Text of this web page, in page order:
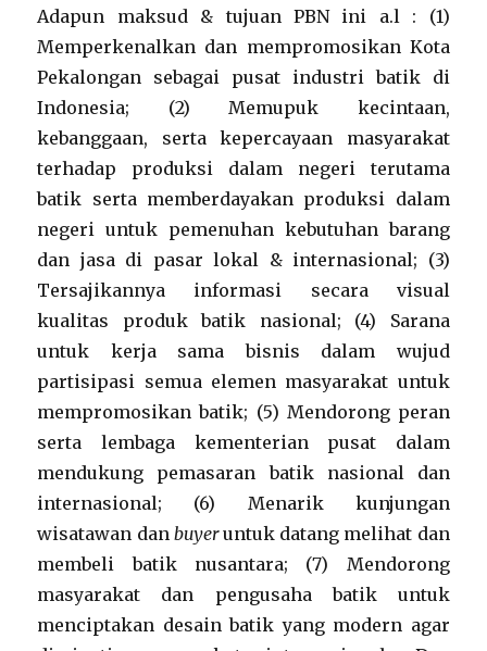
Adapun maksud & tujuan PBN ini a.l : (1)
Memperkenalkan dan mempromosikan Kota
Pekalongan sebagai pusat industri batik di
Indonesia; (2) Memupuk kecintaan,
kebanggaan, serta kepercayaan masyarakat
terhadap produksi dalam negeri terutama
batik serta memberdayakan produksi dalam
negeri untuk pemenuhan kebutuhan barang
dan jasa di pasar lokal & internasional; (3)
Tersajikannya informasi secara visual
kualitas produk batik nasional; (4) Sarana
untuk kerja sama bisnis dalam wujud
partisipasi semua elemen masyarakat untuk
mempromosikan batik; (5) Mendorong peran
serta lembaga kementerian pusat dalam
mendukung pemasaran batik nasional dan
internasional; (6) Menarik kunjungan
wisatawan dan buyeruntuk datang melihat dan
membeli batik nusantara; (7) Mendorong
masyarakat dan pengusaha batik untuk
menciptakan desain batik yang modern agar